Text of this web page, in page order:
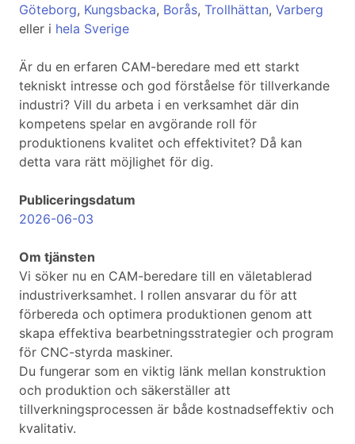
Göteborg, Kungsbacka, Borås, Trollhättan, Varberg
eller i hela Sverige
Är du en erfaren CAM-beredare med ett starkt
tekniskt intresse och god förståelse för tillverkande
industri? Vill du arbeta i en verksamhet där din
kompetens spelar en avgörande roll för
produktionens kvalitet och effektivitet? Då kan
detta vara rätt möjlighet för dig.
Publiceringsdatum
2026-06-03
Om tjänsten
Vi söker nu en CAM-beredare till en väletablerad
industriverksamhet. I rollen ansvarar du för att
förbereda och optimera produktionen genom att
skapa effektiva bearbetningsstrategier och program
för CNC-styrda maskiner.
Du fungerar som en viktig länk mellan konstruktion
och produktion och säkerställer att
tillverkningsprocessen är både kostnadseffektiv och
kvalitativ.